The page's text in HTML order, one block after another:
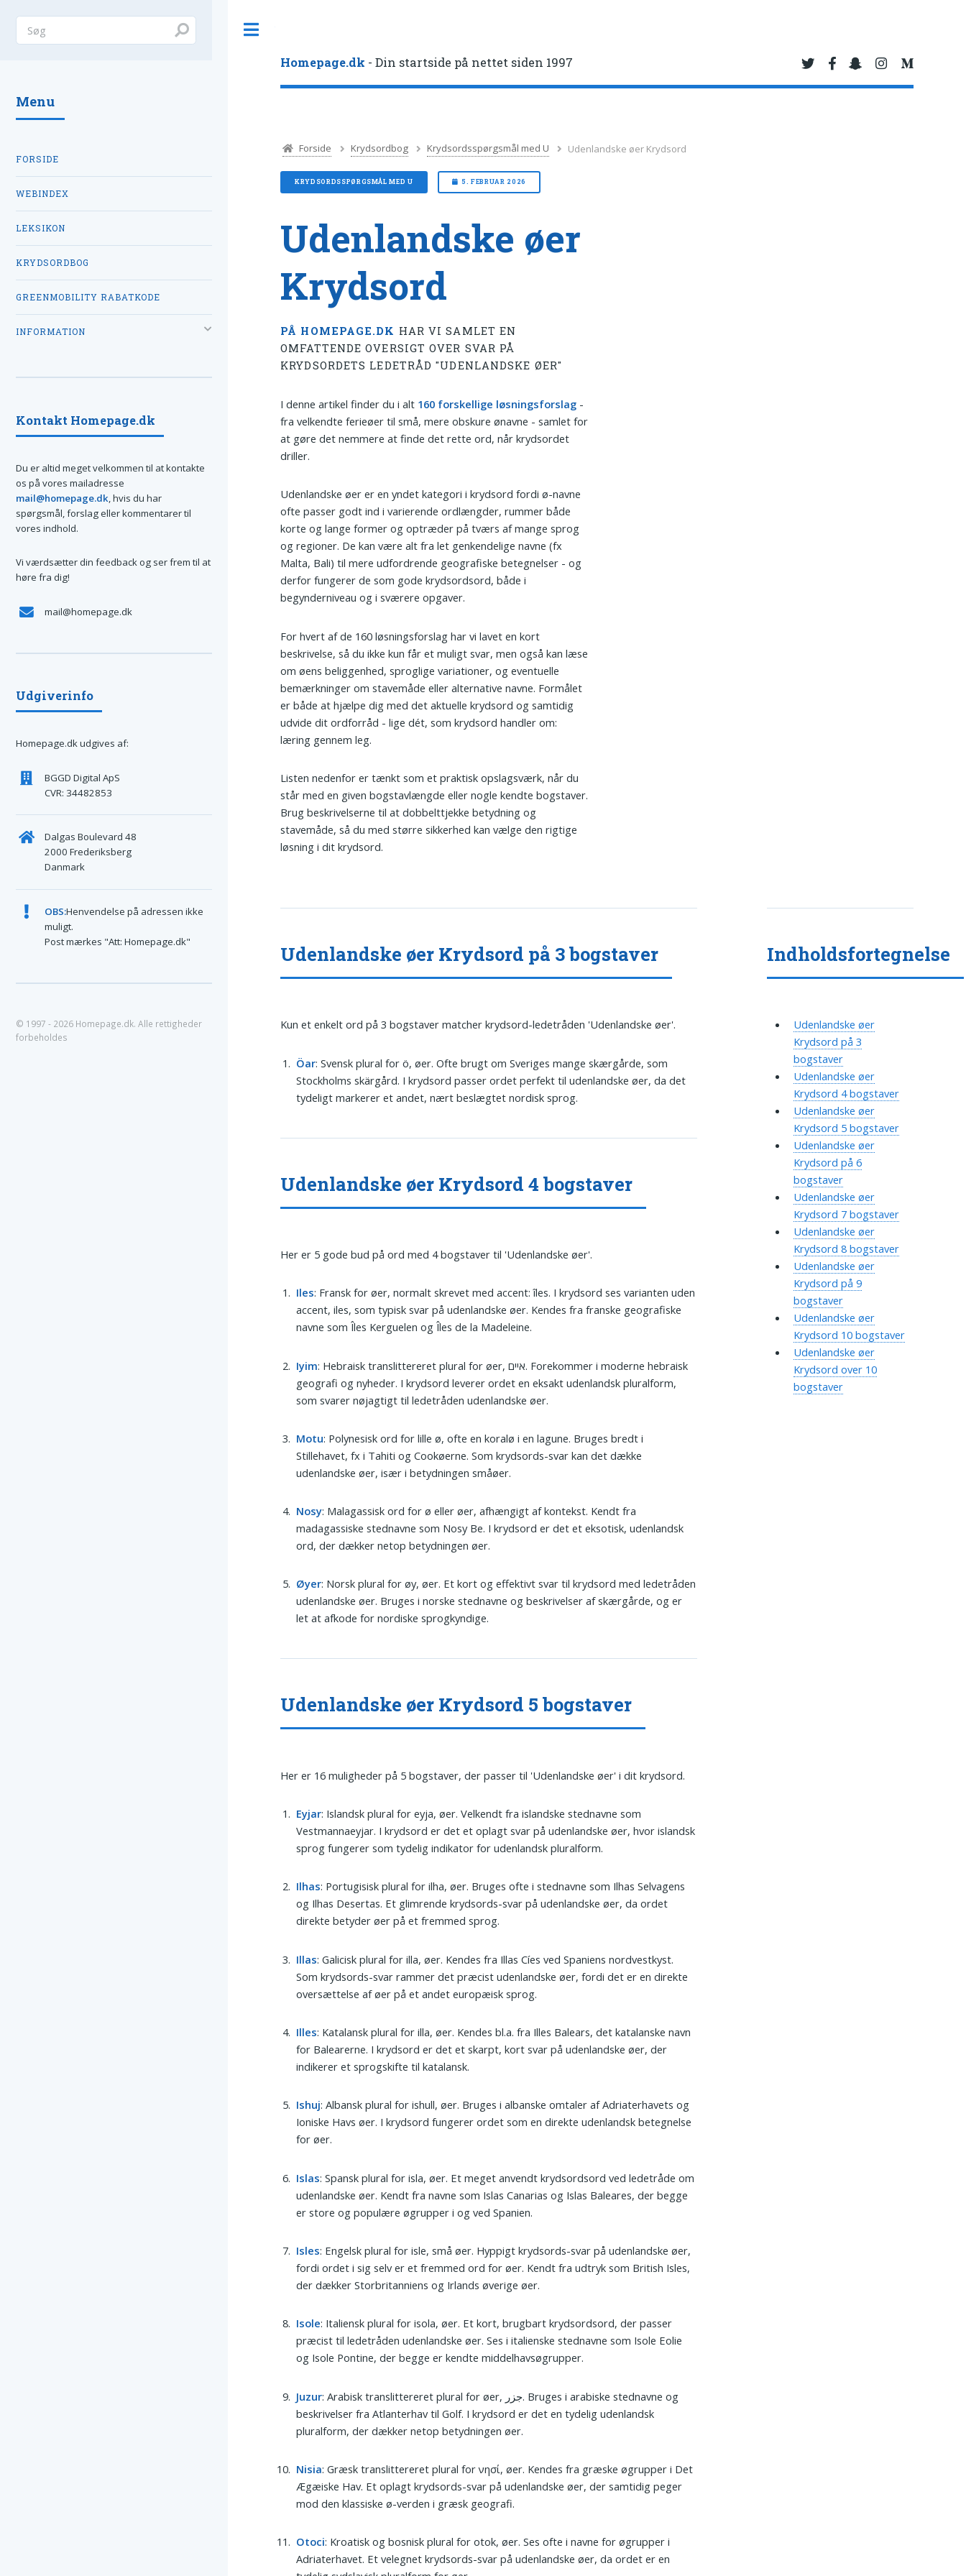
Homepage.dk - Din startside på nettet siden 1997
Forside Krydsordbog Krydsordsspørgsmål med U Udenlandske øer Krydsord
KRYDSORDSSPØRGSMÅL MED U 5. FEBRUAR 2026
Udenlandske øer
Krydsord
PÅ HOMEPAGE.DK HAR VI SAMLET EN
OMFATTENDE OVERSIGT OVER SVAR PÅ
KRYDSORDETS LEDETRÅD "UDENLANDSKE ØER"
I denne artikel finder du i alt 160 forskellige løsningsforslag -
fra velkendte ferieøer til små, mere obskure ønavne - samlet for
at gøre det nemmere at finde det rette ord, når krydsordet
driller.
Udenlandske øer er en yndet kategori i krydsord fordi ø-navne
ofte passer godt ind i varierende ordlængder, rummer både
korte og lange former og optræder på tværs af mange sprog
og regioner. De kan være alt fra let genkendelige navne (fx
Malta, Bali) til mere udfordrende geografiske betegnelser - og
derfor fungerer de som gode krydsordsord, både i
begynderniveau og i sværere opgaver.
For hvert af de 160 løsningsforslag har vi lavet en kort
beskrivelse, så du ikke kun får et muligt svar, men også kan læse
om øens beliggenhed, sproglige variationer, og eventuelle
bemærkninger om stavemåde eller alternative navne. Formålet
er både at hjælpe dig med det aktuelle krydsord og samtidig
udvide dit ordforråd - lige dét, som krydsord handler om:
læring gennem leg.
Listen nedenfor er tænkt som et praktisk opslagsværk, når du
står med en given bogstavlængde eller nogle kendte bogstaver.
Brug beskrivelserne til at dobbelttjekke betydning og
stavemåde, så du med større sikkerhed kan vælge den rigtige
løsning i dit krydsord.
Udenlandske øer Krydsord på 3 bogstaver
Kun et enkelt ord på 3 bogstaver matcher krydsord-ledetråden 'Udenlandske øer'.
Öar: Svensk plural for ö, øer. Ofte brugt om Sveriges mange skærgårde, som
Stockholms skärgård. I krydsord passer ordet perfekt til udenlandske øer, da det
tydeligt markerer et andet, nært beslægtet nordisk sprog.
Udenlandske øer Krydsord 4 bogstaver
Her er 5 gode bud på ord med 4 bogstaver til 'Udenlandske øer'.
Iles: Fransk for øer, normalt skrevet med accent: îles. I krydsord ses varianten uden
accent, iles, som typisk svar på udenlandske øer. Kendes fra franske geografiske
navne som Îles Kerguelen og Îles de la Madeleine.
Iyim: Hebraisk translittereret plural for øer, איים. Forekommer i moderne hebraisk
geografi og nyheder. I krydsord leverer ordet en eksakt udenlandsk pluralform,
som svarer nøjagtigt til ledetråden udenlandske øer.
Motu: Polynesisk ord for lille ø, ofte en koralø i en lagune. Bruges bredt i
Stillehavet, fx i Tahiti og Cookøerne. Som krydsords-svar kan det dække
udenlandske øer, især i betydningen småøer.
Nosy: Malagassisk ord for ø eller øer, afhængigt af kontekst. Kendt fra
madagassiske stednavne som Nosy Be. I krydsord er det et eksotisk, udenlandsk
ord, der dækker netop betydningen øer.
Øyer: Norsk plural for øy, øer. Et kort og effektivt svar til krydsord med ledetråden
udenlandske øer. Bruges i norske stednavne og beskrivelser af skærgårde, og er
let at afkode for nordiske sprogkyndige.
Udenlandske øer Krydsord 5 bogstaver
Her er 16 muligheder på 5 bogstaver, der passer til 'Udenlandske øer' i dit krydsord.
Eyjar: Islandsk plural for eyja, øer. Velkendt fra islandske stednavne som
Vestmannaeyjar. I krydsord er det et oplagt svar på udenlandske øer, hvor islandsk
sprog fungerer som tydelig indikator for udenlandsk pluralform.
Ilhas: Portugisisk plural for ilha, øer. Bruges ofte i stednavne som Ilhas Selvagens
og Ilhas Desertas. Et glimrende krydsords-svar på udenlandske øer, da ordet
direkte betyder øer på et fremmed sprog.
Illas: Galicisk plural for illa, øer. Kendes fra Illas Cíes ved Spaniens nordvestkyst.
Som krydsords-svar rammer det præcist udenlandske øer, fordi det er en direkte
oversættelse af øer på et andet europæisk sprog.
Illes: Katalansk plural for illa, øer. Kendes bl.a. fra Illes Balears, det katalanske navn
for Balearerne. I krydsord er det et skarpt, kort svar på udenlandske øer, der
indikerer et sprogskifte til katalansk.
Ishuj: Albansk plural for ishull, øer. Bruges i albanske omtaler af Adriaterhavets og
Ioniske Havs øer. I krydsord fungerer ordet som en direkte udenlandsk betegnelse
for øer.
Islas: Spansk plural for isla, øer. Et meget anvendt krydsordsord ved ledetråde om
udenlandske øer. Kendt fra navne som Islas Canarias og Islas Baleares, der begge
er store og populære øgrupper i og ved Spanien.
Isles: Engelsk plural for isle, små øer. Hyppigt krydsords-svar på udenlandske øer,
fordi ordet i sig selv er et fremmed ord for øer. Kendt fra udtryk som British Isles,
der dækker Storbritanniens og Irlands øverige øer.
Isole: Italiensk plural for isola, øer. Et kort, brugbart krydsordsord, der passer
præcist til ledetråden udenlandske øer. Ses i italienske stednavne som Isole Eolie
og Isole Pontine, der begge er kendte middelhavsøgrupper.
Juzur: Arabisk translittereret plural for øer, جزر. Bruges i arabiske stednavne og
beskrivelser fra Atlanterhav til Golf. I krydsord er det en tydelig udenlandsk
pluralform, der dækker netop betydningen øer.
Nisia: Græsk translittereret plural for νησί, øer. Kendes fra græske øgrupper i Det
Ægæiske Hav. Et oplagt krydsords-svar på udenlandske øer, der samtidig peger
mod den klassiske ø-verden i græsk geografi.
Otoci: Kroatisk og bosnisk plural for otok, øer. Ses ofte i navne for øgrupper i
Adriaterhavet. Et velegnet krydsords-svar på udenlandske øer, da ordet er en
Indholdsfortegnelse
Udenlandske øer
Krydsord på 3
bogstaver
Udenlandske øer
Krydsord 4 bogstaver
Udenlandske øer
Krydsord 5 bogstaver
Udenlandske øer
Krydsord på 6
bogstaver
Udenlandske øer
Krydsord 7 bogstaver
Udenlandske øer
Krydsord 8 bogstaver
Udenlandske øer
Krydsord på 9
bogstaver
Udenlandske øer
Krydsord 10 bogstaver
Udenlandske øer
Krydsord over 10
bogstaver
Menu
FORSIDE
WEBINDEX
LEKSIKON
KRYDSORDBOG
GREENMOBILITY RABATKODE
INFORMATION
Kontakt Homepage.dk
Du er altid meget velkommen til at kontakte
os på vores mailadresse
mail@homepage.dk, hvis du har
spørgsmål, forslag eller kommentarer til
vores indhold.
Vi værdsætter din feedback og ser frem til at
høre fra dig!
mail@homepage.dk
Udgiverinfo
Homepage.dk udgives af:
BGGD Digital ApS
CVR: 34482853
Dalgas Boulevard 48
2000 Frederiksberg
Danmark
OBS:Henvendelse på adressen ikke
muligt.
Post mærkes "Att: Homepage.dk"
© 1997 - 2026 Homepage.dk. Alle rettigheder
forbeholdes